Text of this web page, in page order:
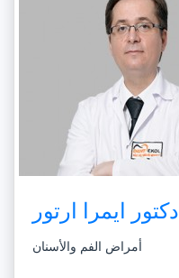
دكتور ايمرا ارتور
أمراض الفم والأسنان